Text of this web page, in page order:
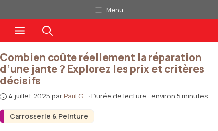
au
contenu
Menu
Menu
Carrosserie & Peinture
Combien coûte réellement la réparation
d’une jante ? Explorez les prix et critères
décisifs
4 juillet 2025 parPaul G. · Durée de lecture : environ 5 minutes